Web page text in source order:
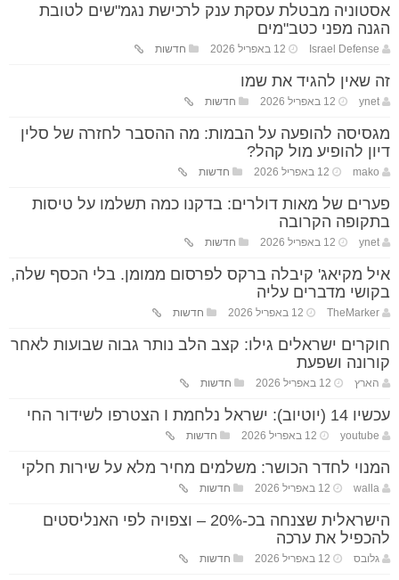
אסטוניה מבטלת עסקת ענק לרכישת נגמ"שים לטובת
הגנה מפני כטב"מים
Israel Defense 12 באפריל 2026 חדשות
זה שאין להגיד את שמו
ynet 12 באפריל 2026 חדשות
מגסיסה להופעה על הבמות: מה ההסבר לחזרה של סלין
דיון להופיע מול קהל?
mako 12 באפריל 2026 חדשות
פערים של מאות דולרים: בדקנו כמה תשלמו על טיסות
בתקופה הקרובה
ynet 12 באפריל 2026 חדשות
איל מקיאג' קיבלה ברקס לפרסום ממומן. בלי הכסף שלה,
בקושי מדברים עליה
TheMarker 12 באפריל 2026 חדשות
חוקרים ישראלים גילו: קצב הלב נותר גבוה שבועות לאחר
קורונה ושפעת
הארץ 12 באפריל 2026 חדשות
עכשיו 14 (יוטיוב): ישראל נלחמת I הצטרפו לשידור החי
youtube 12 באפריל 2026 חדשות
המנוי לחדר הכושר: משלמים מחיר מלא על שירות חלקי
walla 12 באפריל 2026 חדשות
הישראלית שצנחה בכ-20% – וצפויה לפי האנליסטים
להכפיל את ערכה
גלובס 12 באפריל 2026 חדשות